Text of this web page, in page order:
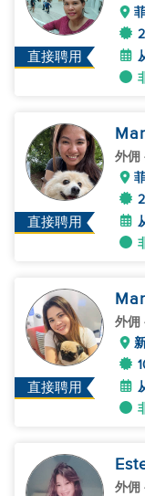
直接聘用
直接聘用
外佣
直接聘用
外佣
外佣